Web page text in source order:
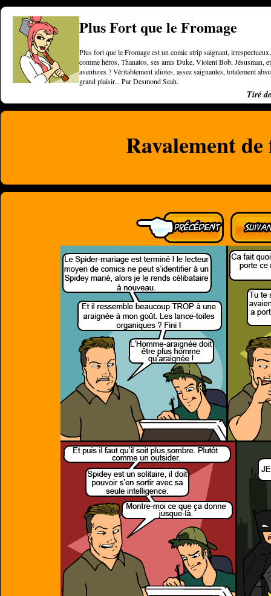
Plus Fort que le Fromage
Plus fort que le Fromage est un comic strip saignant,
comme héros, Thanatos, ses amis Duke, Violent Bob, Jésusman,
aventures ? Véritablement idiotes, assez saignantes, totalement
grand plaisir... Par Desmond Seah.
Tiré
Ravalement de